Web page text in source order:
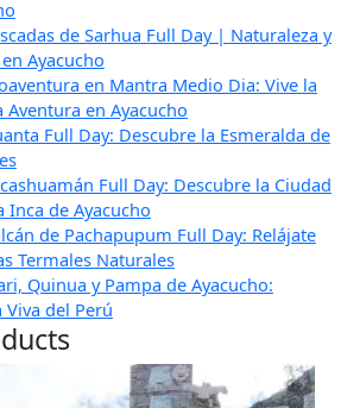
de Sarhua Full Day | Naturaleza y
Ayacucho
en Mantra Medio Dia: Vive la
Aventura en Ayacucho
Full Day: Descubre la Esmeralda de
Full Day: Descubre la Ciudad
Inca de Ayacucho
de Pachapupum Full Day: Relájate
Termales Naturales
Quinua y Pampa de Ayacucho:
del Perú